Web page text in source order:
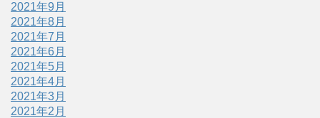
2021年9月
2021年8月
2021年7月
2021年6月
2021年5月
2021年4月
2021年3月
2021年2月